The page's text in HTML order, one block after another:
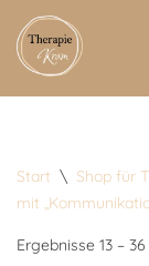
Zum
Start \ Shop für
mit
Ergebnisse 13 –